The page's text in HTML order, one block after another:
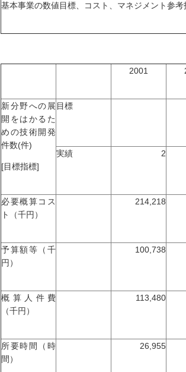
基本事業の数値目標、コスト、マネジメント参考
2001
新分野への展
開をはかるた
めの技術開発
件数(件)
[目標指標]
目標
実績 2
必要概算コス
ト（千円）
214,218
予算額等（千
円）
100,738
概算人件費
（千円）
113,480
所要時間（時
間）
26,955